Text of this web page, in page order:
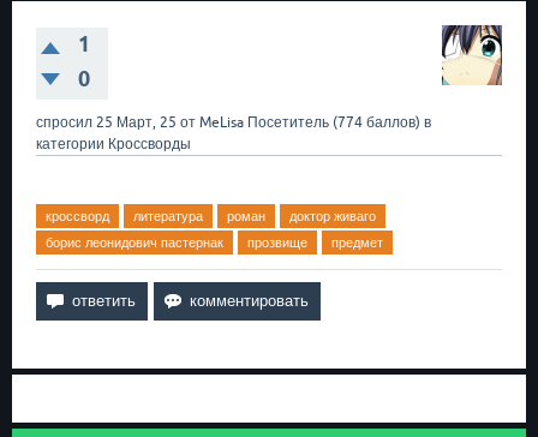
1
0
спросил 25 Март, 25 от MeLisa Посетитель (774 баллов) в
категории Кроссворды
кроссворд литература роман
доктор живаго
борис леонидович пастернак
прозвище предмет